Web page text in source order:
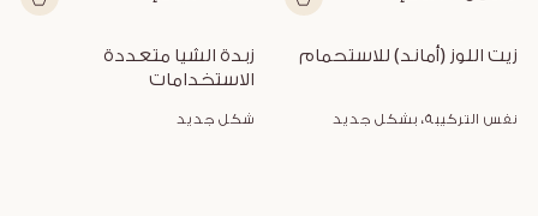
زيت اللوز (أماند) للاستحمام
نفس التركيبة، بشكل جديد
الاستخدامات
شكل جديد